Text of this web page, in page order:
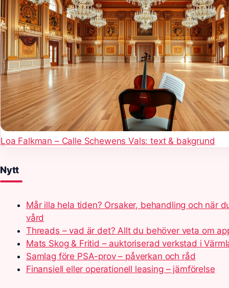
Loa Falkman – Calle Schewens Vals: text & bakgrund
Nytt
Mår illa hela tiden? Orsaker, behandling och när
vård
Threads – vad är det? Allt du behöver veta om
Mats Skog & Fritid – auktoriserad verkstad i
Samlag före PSA-prov – påverkan och råd
Finansiell eller operationell leasing – jämförelse